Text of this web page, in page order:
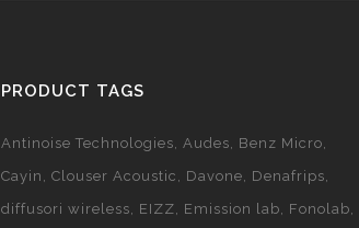
PRODUCT TAGS
Antinoise Technologies Audes
Benz Micro
Cayin
Clouser Acoustic Davone
Denafrips
diffusori wireless
EIZZ Emission lab
Fonolab